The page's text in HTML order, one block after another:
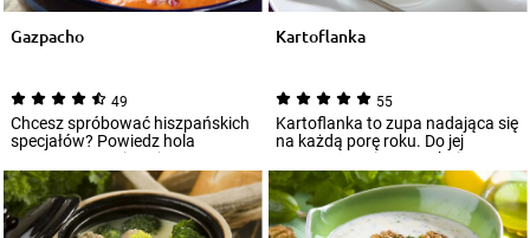
Gazpacho
49
Chcesz spróbować hiszpańskich
specjałów? Powiedz hola
naszemu przepisowi na
gazpacho. Jeżeli zast...
Kartoflanka
55
Kartoflanka to zupa nadająca się
na każdą porę roku. Do jej
przygotowania potrzebujesz
bowiem pod...